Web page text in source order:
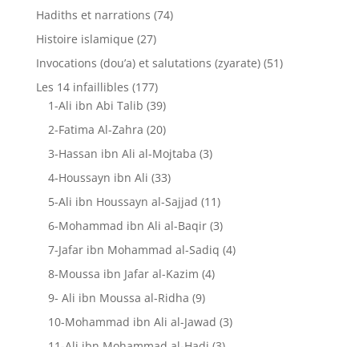
Hadiths et narrations (74)
Histoire islamique (27)
Invocations (dou’a) et salutations (zyarate) (51)
Les 14 infaillibles (177)
1-Ali ibn Abi Talib (39)
2-Fatima Al-Zahra (20)
3-Hassan ibn Ali al-Mojtaba (3)
4-Houssayn ibn Ali (33)
5-Ali ibn Houssayn al-Sajjad (11)
6-Mohammad ibn Ali al-Baqir (3)
7-Jafar ibn Mohammad al-Sadiq (4)
8-Moussa ibn Jafar al-Kazim (4)
9- Ali ibn Moussa al-Ridha (9)
10-Mohammad ibn Ali al-Jawad (3)